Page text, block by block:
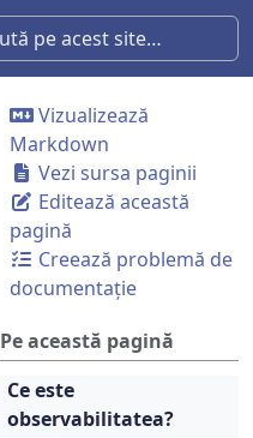
Vizualizează
Markdown
Vezi sursa paginii
Editează această
pagină
Creează problemă de
documentație
Pe această pagină
Ce este
observabilitatea?